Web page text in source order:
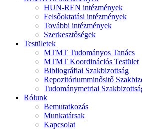
HUN-REN intézmények
Felsőoktatási intézmények
További intézmények
Szerkesztőségek
Testületek
MTMT Tudományos Tanács
MTMT Koordinációs Testület
Bibliográfiai Szakbizottság
Repozitóriumminősitő
Tudománymetriai
Rólunk
Bemutatkozás
Munkatársak
Kapcsolat